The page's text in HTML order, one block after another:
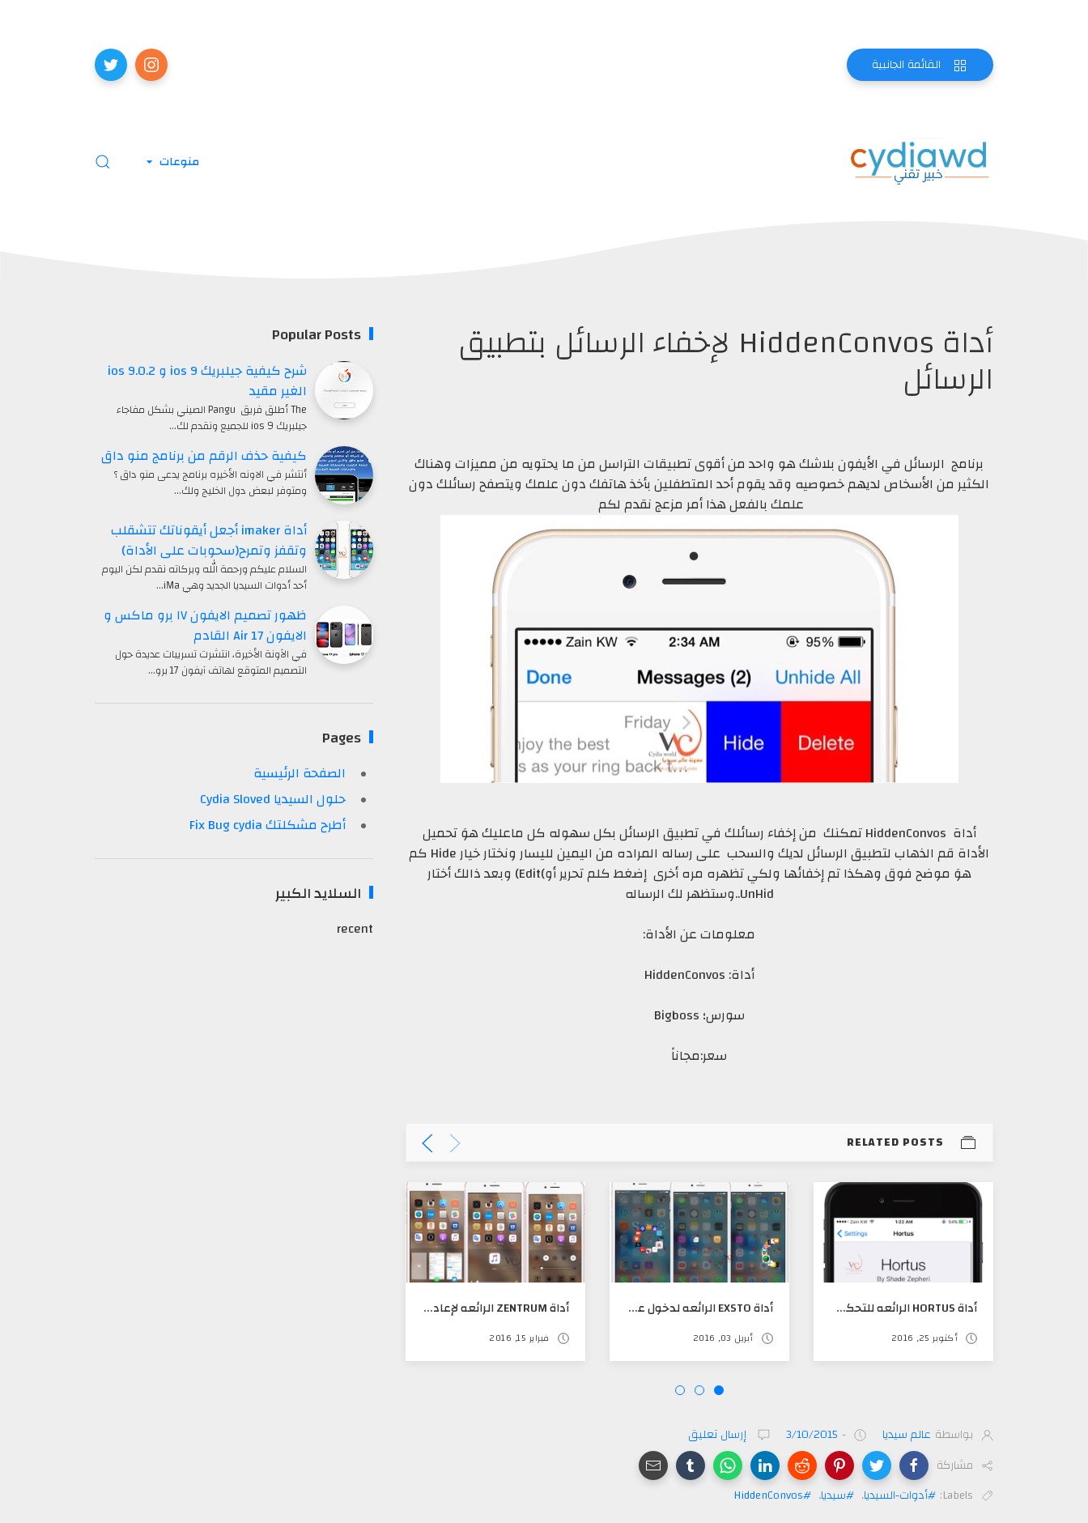
القائمة الجانبية
منوعات
أداة HiddenConvos لإخفاء الرسائل بتطبيق
الرسائل
برنامج الرسائل في الأيفون بلاشك هو واحد من أقوى تطبيقات التراسل من ما يحتويه من مميزات وهناك
الكثير من الأسخاص لديهم خصوصيه وقد يقوم أحد المتطفلين بأخذ هاتفك دون علمك ويتصفح رسائلك دون
علمك بالفعل هذا أمر مزعج نقدم لكم
أداة HiddenConvos تمكنك من إخفاء رسائلك في تطبيق الرسائل بكل سهوله كل ماعليك هوَ تحميل
الأداة قم الذهاب لتطبيق الرسائل لديك والسحب على رساله المراده من اليمين لليسار ونختار خيار Hide كم
هوَ موضح فوق وهكذا تم إخفائها ولكي تظهره مره أخرى إضغط كلم تحرير أو)Edit) وبعد ذالك أختار
UnHid..وستظهر لك الرساله
معلومات عن الأداة:
أداة: HiddenConvos
سورس؛ Bigboss
سعر:مجاناً
RELATED POSTS
أداة HORTUS الرائعه للتحكم بالأنميشن الجهاز بشكل رائع
أكتوبر 25, 2016
أداة EXSTO الرائعه لدخول على البرامج في المجلدات سريعا
أبريل 03, 2016
أداة ZENTRUM الرائعه لإعادة تصميم الملتي تاسك
فبراير 15, 2016
بواسطة عالم سيديا -
3/10/2015
إرسال تعليق
مشاركة
Labels: #أدوات-السيديا, #سيديا,
#HiddenConvos
Popular Posts
شرح كيفية جيلبريك ios 9 و ios 9.0.2
الغير مقيد
The أطلق فريق Pangu الصيني بشكل مفاجاء
جيلبريك ios 9 للجميع ونقدم لك…
كيفية حذف الرقم من برنامج منو داق
أنتشر في الاونه الأخيره برنامج يدعى منو داق ؟
ومتوفر لبعض دول الخليج ولك…
أداة imaker أجعل أيقوناتك تتشقلب
وتقفز وتمرح(سحوبات على الأداة)
السلام عليكم ورحمة الله وبركاته نقدم لكن اليوم
أحد أدوات السيديا الجديد وهي iMa…
ظهور تصميم الايفون ١٧ برو ماكس و
الايفون 17 Air القادم
في الآونة الأخيرة، انتشرت تسريبات عديدة حول
التصميم المتوقع لهاتف آيفون 17 برو…
Pages
الصفحة الرئيسية
حلول السيديا Cydia Sloved
أطرح مشكلتك Fix Bug cydia
السلايد الكبير
recent